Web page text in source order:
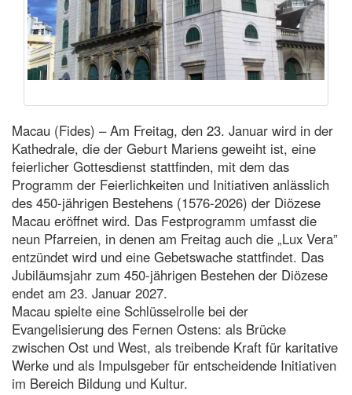
Macau (Fides) – Am Freitag, den 23. Januar wird in der
Kathedrale, die der Geburt Mariens geweiht ist, eine
feierlicher Gottesdienst stattfinden, mit dem das
Programm der Feierlichkeiten und Initiativen anlässlich
des 450-jährigen Bestehens (1576-2026) der Diözese
Macau eröffnet wird. Das Festprogramm umfasst die
neun Pfarreien, in denen am Freitag auch die „Lux Vera”
entzündet wird und eine Gebetswache stattfindet. Das
Jubiläumsjahr zum 450-jährigen Bestehen der Diözese
endet am 23. Januar 2027.
Macau spielte eine Schlüsselrolle bei der
Evangelisierung des Fernen Ostens: als Brücke
zwischen Ost und West, als treibende Kraft für karitative
Werke und als Impulsgeber für entscheidende Initiativen
im Bereich Bildung und Kultur.